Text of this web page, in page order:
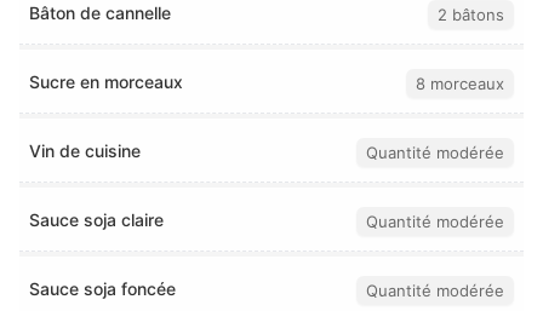
Bâton de cannelle 2 bâtons
Sucre en morceaux 8 morceaux
Vin de cuisine Quantité modérée
Sauce soja claire Quantité modérée
Sauce soja foncée Quantité modérée